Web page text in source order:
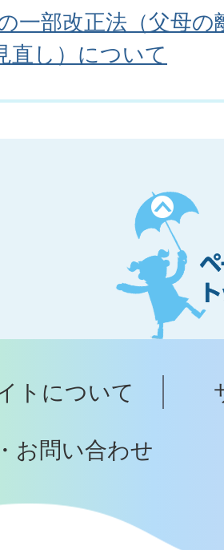
一部改正法（父母
直し）について
ペ
ー
ジ
ト
ッ
へ
トについて
お問い合わせ